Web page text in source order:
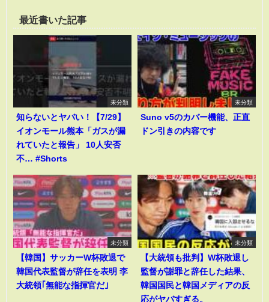
最近書いた記事
未分類
知らないとヤバい！【7/29】
イオンモール熊本「ガスが漏
れていたと報告」 10人安否
不… #Shorts
未分類
Suno v5のカバー機能、正直
ドン引きの内容です
未分類
【韓国】サッカーW杯敗退で
韓国代表監督が辞任を表明 李
大統領｢無能な指揮官だ｣
未分類
【大統領も批判】W杯敗退し
監督が謝罪と辞任した結果、
韓国国民と韓国メディアの反
応がヤバすぎる。